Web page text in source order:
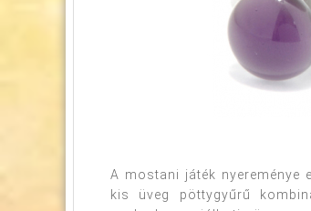
A mostani játék nyereménye
kis üveg pöttygyűrű